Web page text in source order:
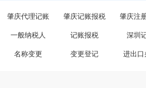
肇庆代理记账 肇庆记账报税 肇庆注
一般纳税人 记账报税 深圳
名称变更 变更登记 进出口